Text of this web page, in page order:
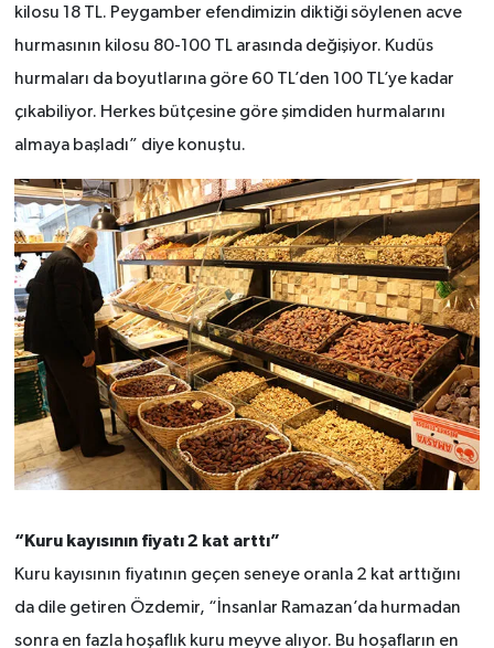
kilosu 18 TL. Peygamber efendimizin diktiği söylenen acve
hurmasının kilosu 80-100 TL arasında değişiyor. Kudüs
hurmaları da boyutlarına göre 60 TL’den 100 TL’ye kadar
çıkabiliyor. Herkes bütçesine göre şimdiden hurmalarını
almaya başladı” diye konuştu.
“Kuru kayısının fiyatı 2 kat arttı”
Kuru kayısının fiyatının geçen seneye oranla 2 kat arttığını
da dile getiren Özdemir, “İnsanlar Ramazan’da hurmadan
sonra en fazla hoşaflık kuru meyve alıyor. Bu hoşafların en